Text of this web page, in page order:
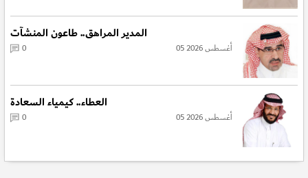
المدير المراهق.. طاعون المنشآت
05 أغسطس 2026 0
العطاء.. كيمياء السعادة
05 أغسطس 2026 0